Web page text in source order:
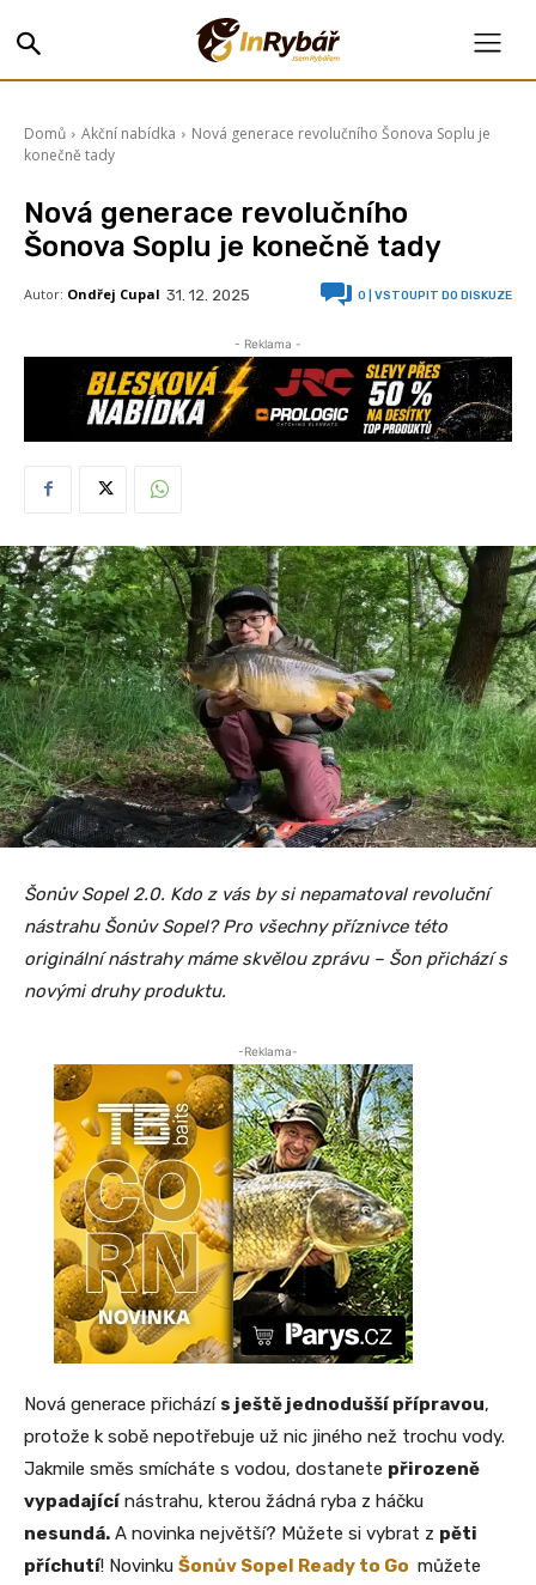
Domů Akční nabídka
Nová generace revolučního Šonova Soplu je
konečně tady
Nová generace revolučního
Šonova Soplu je konečně tady
Autor: Ondřej Cupal 31. 12. 2025 0 | VSTOUPIT DO DISKUZE
- Reklama -
Šonův Sopel 2.0. Kdo z vás by si nepamatoval revoluční
nástrahu Šonův Sopel? Pro všechny příznivce této
originální nástrahy máme skvělou zprávu – Šon přichází s
novými druhy produktu.
-Reklama-
Nová generace přichází s ještě jednodušší přípravou,
protože k sobě nepotřebuje už nic jiného než trochu vody.
Jakmile směs smícháte s vodou, dostanete přirozeně
vypadajícínástrahu, kterou žádná ryba z háčku
nesundá. A novinka největší? Můžete si vybrat z pěti
příchutí! Novinku Šonův Sopel Ready to Go můžete